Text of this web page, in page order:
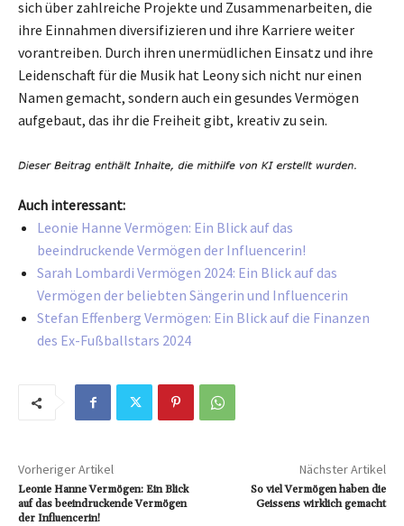
sich über zahlreiche Projekte und Zusammenarbeiten, die
ihre Einnahmen diversifizieren und ihre Karriere weiter
vorantreiben. Durch ihren unermüdlichen Einsatz und ihre
Leidenschaft für die Musik hat Leony sich nicht nur einen
Namen gemacht, sondern auch ein gesundes Vermögen
aufgebaut, das ihr die Freiheit gibt, kreativ zu sein.
Auch interessant:
Leonie Hanne Vermögen: Ein Blick auf das
beeindruckende Vermögen der Influencerin!
Sarah Lombardi Vermögen 2024: Ein Blick auf das
Vermögen der beliebten Sängerin und Influencerin
Stefan Effenberg Vermögen: Ein Blick auf die Finanzen
des Ex-Fußballstars 2024
Vorheriger Artikel
Leonie Hanne Vermögen: Ein Blick
auf das beeindruckende Vermögen
der Influencerin!
Nächster Artikel
So viel Vermögen haben die
Geissens wirklich gemacht